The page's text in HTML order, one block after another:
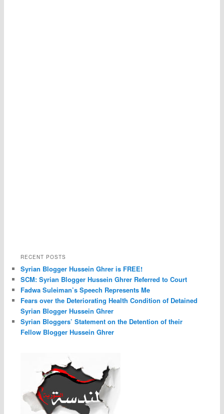
RECENT POSTS
Syrian Blogger Hussein Ghrer is FREE!
SCM: Syrian Blogger Hussein Ghrer Referred to Court
Fadwa Suleiman’s Speech Represents Me
Fears over the Deteriorating Health Condition of Detained
Syrian Blogger Hussein Ghrer
Syrian Bloggers’ Statement on the Detention of their
Fellow Blogger Hussein Ghrer